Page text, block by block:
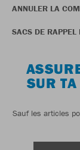
ANNULER LA
SACS DE RAPPEL
SUR
Sauf les articles